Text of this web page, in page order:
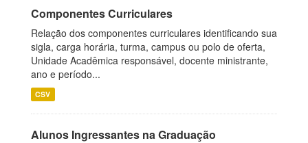
Componentes Curriculares
Relação dos componentes curriculares identificando sua
sigla, carga horária, turma, campus ou polo de oferta,
Unidade Acadêmica responsável, docente ministrante,
ano e período...
CSV
Alunos Ingressantes na Graduação